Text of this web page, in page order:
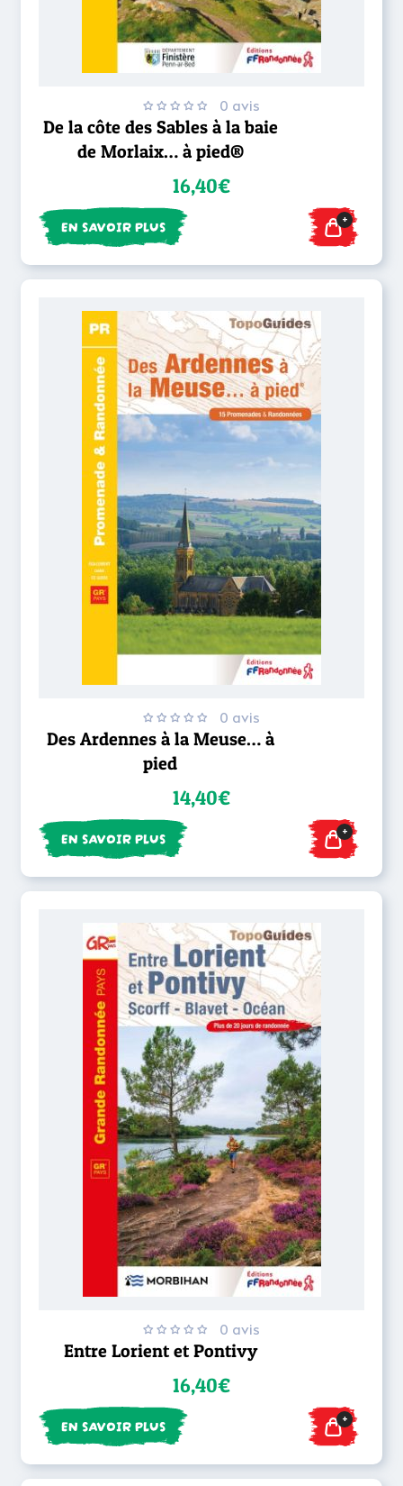
0 avis
De la côte des Sables à la baie
de Morlaix… à pied®
16,40€
EN SAVOIR PLUS +
0 avis
Des Ardennes à la Meuse… à
pied
14,40€
EN SAVOIR PLUS +
0 avis
Entre Lorient et Pontivy
16,40€
EN SAVOIR PLUS +